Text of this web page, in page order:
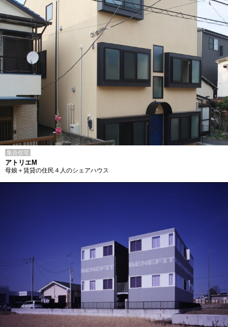
集合住宅
アトリエM
母娘＋賃貸の住民４人のシェアハウス